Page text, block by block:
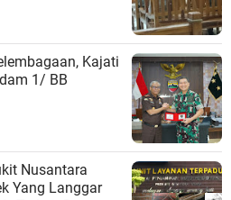
Kajati
1/ BB
Nusantara
Yang Langgar